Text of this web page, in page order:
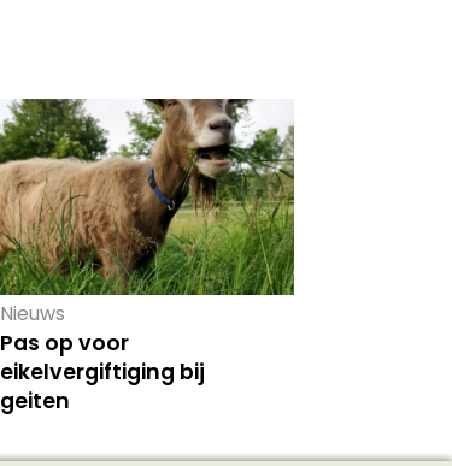
Nieuws
Pas op voor
eikelvergiftiging bij
geiten